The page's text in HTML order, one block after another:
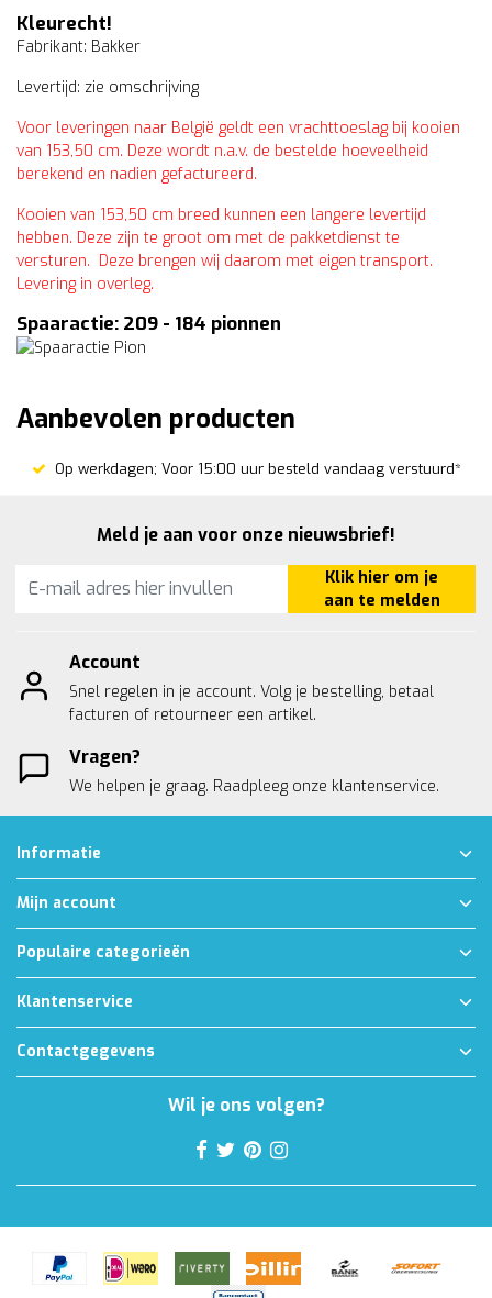
Kleurecht!
Fabrikant: Bakker
Levertijd: zie omschrijving
Voor leveringen naar België geldt een vrachttoeslag bij kooien
van 153,50 cm. Deze wordt n.a.v. de bestelde hoeveelheid
berekend en nadien gefactureerd.
Kooien van 153,50 cm breed kunnen een langere levertijd
hebben. Deze zijn te groot om met de pakketdienst te
versturen. Deze brengen wij daarom met eigen transport.
Levering in overleg.
Spaaractie: 209 - 184 pionnen
Aanbevolen producten
Op werkdagen; Voor 15:00 uur besteld vandaag verstuurd*
Meld je aan voor onze nieuwsbrief!
Klik hier om je
aan te melden
Account
Snel regelen in je account. Volg je bestelling, betaal
facturen of retourneer een artikel.
Vragen?
We helpen je graag. Raadpleeg onze klantenservice.
Informatie
Mijn account
Populaire categorieën
Klantenservice
Contactgegevens
Wil je ons volgen?